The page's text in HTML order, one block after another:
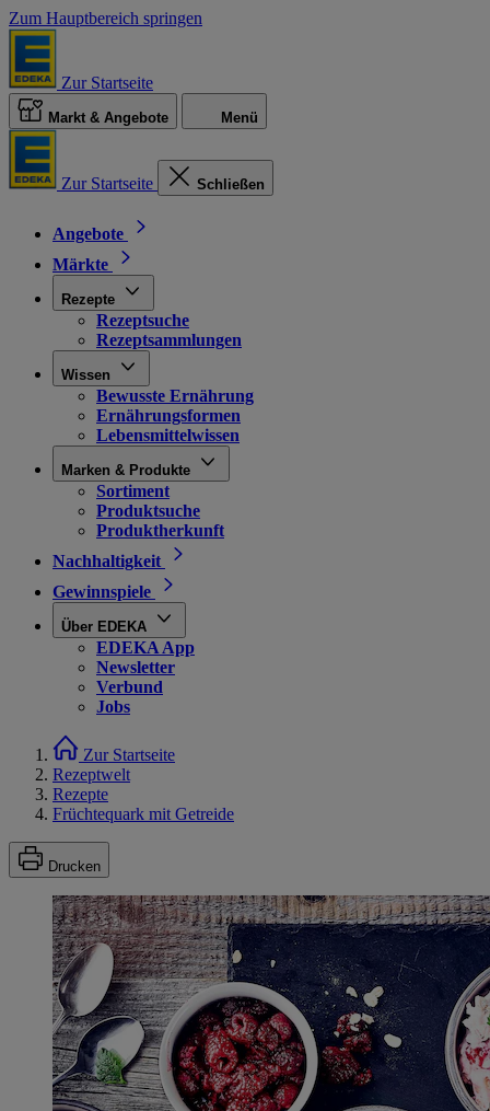
Zum Hauptbereich springen
Zur Startseite
Markt & Angebote Menü
Zur Startseite Schließen
Angebote
Märkte
Rezepte
Rezeptsuche
Rezeptsammlungen
Wissen
Bewusste Ernährung
Ernährungsformen
Lebensmittelwissen
Marken & Produkte
Sortiment
Produktsuche
Produktherkunft
Nachhaltigkeit
Gewinnspiele
Über EDEKA
EDEKA App
Newsletter
Verbund
Jobs
Zur Startseite
Rezeptwelt
Rezepte
Früchtequark mit Getreide
Drucken